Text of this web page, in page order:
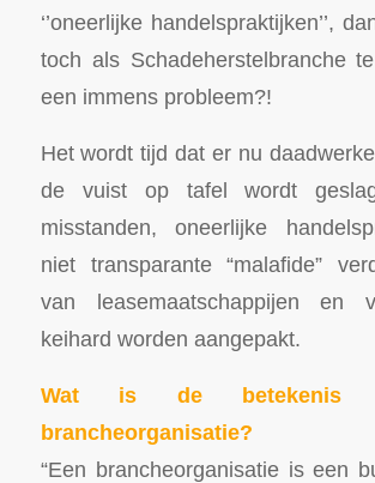
‘’oneerlijke handelspraktijken’’,
toch als Schadeherstelbranche
een immens probleem?!
Het wordt tijd dat er nu
de vuist op tafel wordt
misstanden, oneerlijke
niet transparante “malafide”
van leasemaatschappijen en
keihard worden aangepakt.
Wat is de betekenis
brancheorganisatie?
“Een brancheorganisatie is een